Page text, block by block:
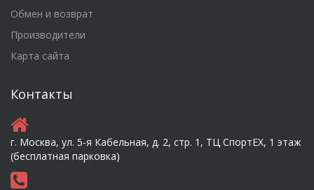
Обмен и возврат
Производители
Карта сайта
Контакты
г. Москва, ул. 5-я Кабельная, д. 2, стр. 1, ТЦ СпортEX, 1 этаж
(бесплатная парковка)